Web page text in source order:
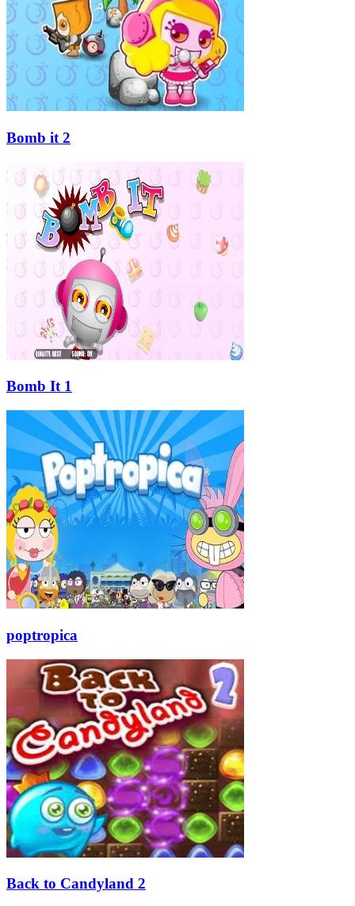
Bomb it 2
Bomb It 1
poptropica
Back to Candyland 2